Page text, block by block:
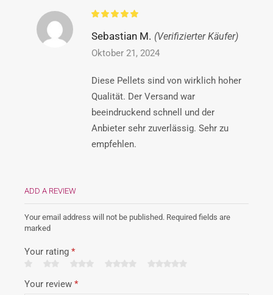
Sebastian M. (Verifizierter Käufer)
Oktober 21, 2024
Diese Pellets sind von wirklich hoher
Qualität. Der Versand war
beeindruckend schnell und der
Anbieter sehr zuverlässig. Sehr zu
empfehlen.
ADD A REVIEW
Your email address will not be published. Required fields are
marked
Your rating *
Your review *